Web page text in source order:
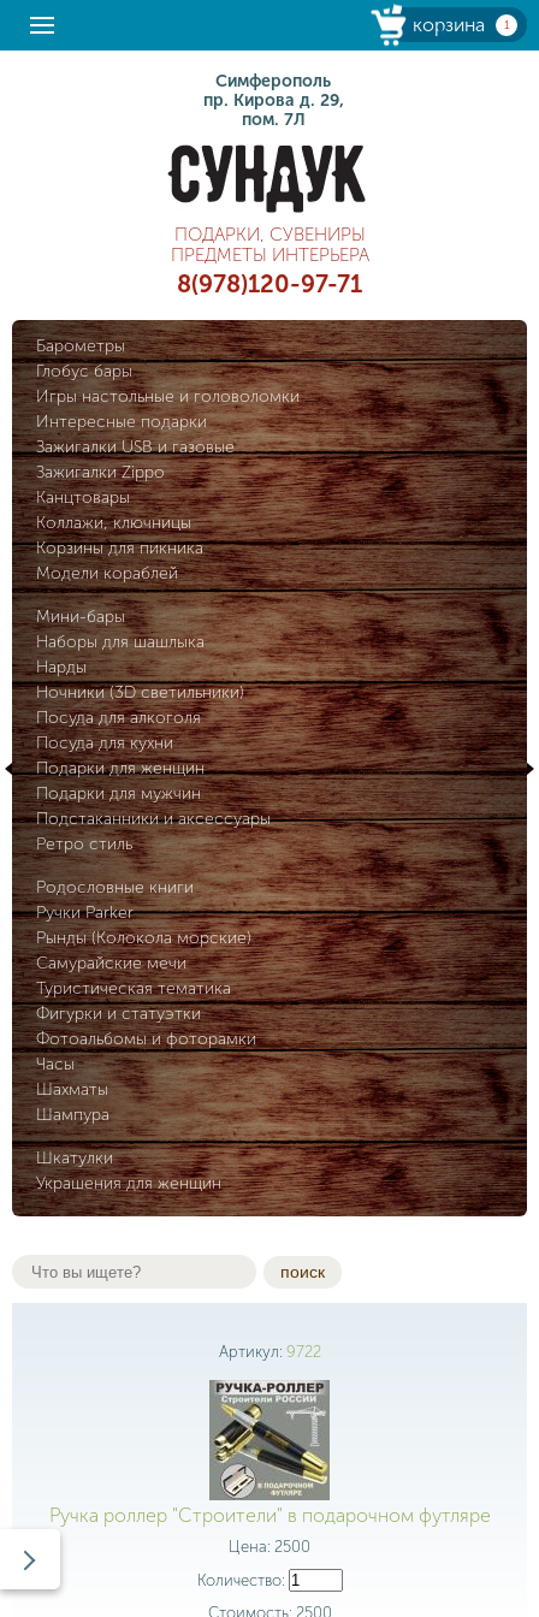
корзина 1
Симферополь
пр. Кирова д. 29,
пом. 7Л
ПОДАРКИ, СУВЕНИРЫ
ПРЕДМЕТЫ ИНТЕРЬЕРА
8(978)120-97-71
Барометры
Глобус бары
Игры настольные и головоломки
Интересные подарки
Зажигалки USB и газовые
Зажигалки Zippo
Канцтовары
Коллажи, ключницы
Корзины для пикника
Модели кораблей
Мини-бары
Наборы для шашлыка
Нарды
Ночники (3D светильники)
Посуда для алкоголя
Посуда для кухни
Подарки для женщин
Подарки для мужчин
Подстаканники и аксессуары
Ретро стиль
Родословные книги
Ручки Parker
Рынды (Колокола морские)
Самурайские мечи
Туристическая тематика
Фигурки и статуэтки
Фотоальбомы и фоторамки
Часы
Шахматы
Шампура
Шкатулки
Украшения для женщин
поиск
Артикул: 9722
Ручка роллер "Строители" в подарочном футляре
Цена: 2500
Количество:
Стоимость: 2500